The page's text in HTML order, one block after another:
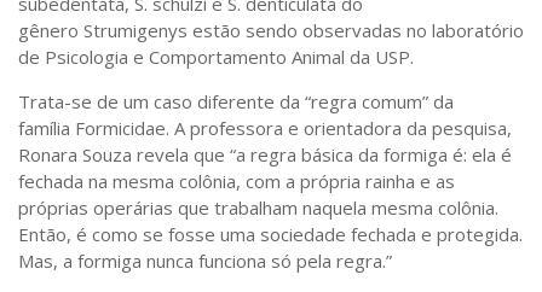
Quem somos
Sobre o Portal
gênero Strumigenys estão sendo observadas no laboratório
de Psicologia e Comportamento Animal da USP.
Trata-se de um caso diferente da “regra comum” da
família Formicidae. A professora e orientadora da pesquisa,
Ronara Souza revela que “a regra básica da formiga é: ela é
fechada na mesma colônia, com a própria rainha e as
próprias operárias que trabalham naquela mesma colônia.
Então, é como se fosse uma sociedade fechada e protegida.
Mas, a formiga nunca funciona só pela regra.”